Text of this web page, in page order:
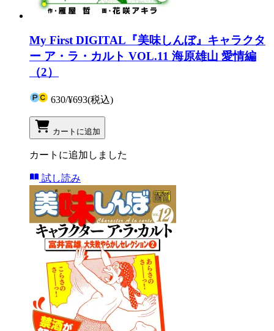
My First DIGITAL『美味しんぼ』キャラクタ
ー ア・ラ・カルト VOL.11 海原雄山 愛情編
（2）
630/¥693(税込)
カートに追加
カートに追加しました
試し読み